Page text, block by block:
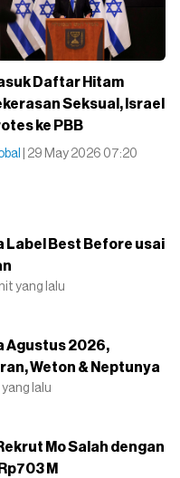
Daftar Hitam
Seksual, Israel
ke PBB
| 29 May 2026 07:20
Label Best Before usai
yang lalu
Agustus 2026,
Weton & Neptunya
yang lalu
Mo Salah dengan
M